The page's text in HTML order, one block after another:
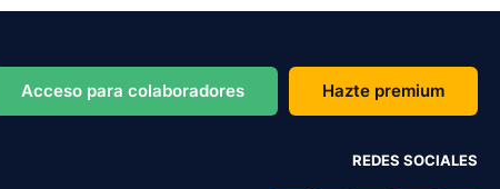
Acceso para colaboradores Hazte premium
REDES SOCIALES